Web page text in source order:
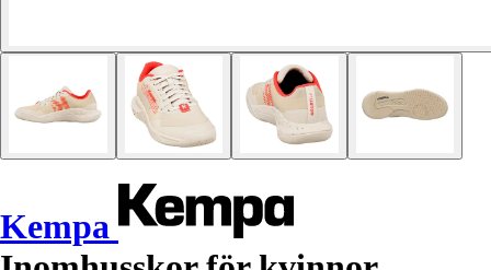
Kempa